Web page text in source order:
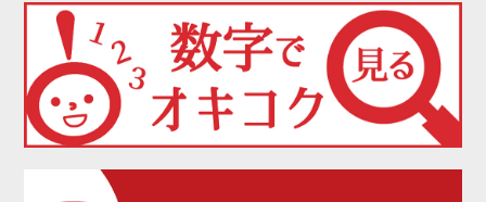
2021年09月
2021年08月
2021年07月
2021年06月
2021年05月
2021年04月